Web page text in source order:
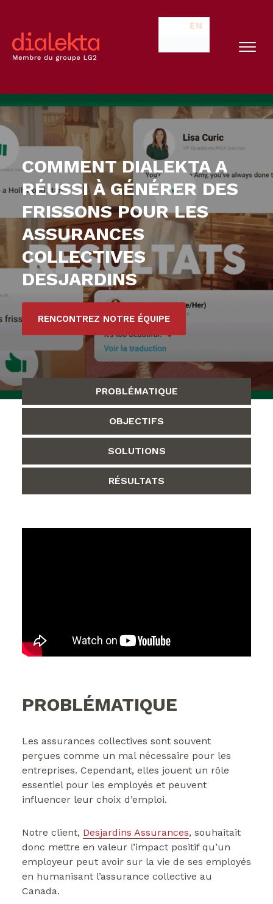
EN
COMMENT DIALEKTA A
RÉUSSI À GÉNÉRER DES
FRISSONS POUR LES
ASSURANCES
COLLECTIVES
DESJARDINS
RENCONTREZ NOTRE ÉQUIPE
PROBLÉMATIQUE
OBJECTIFS
SOLUTIONS
RÉSULTATS
PROBLÉMATIQUE
Les assurances collectives sont souvent
perçues comme un mal nécessaire pour les
entreprises. Cependant, elles jouent un rôle
essentiel pour les employés et peuvent
influencer leur choix d’emploi.
Notre client, Desjardins Assurances, souhaitait
donc mettre en valeur l’impact positif qu’un
employeur peut avoir sur la vie de ses employés
en humanisant l’assurance collective au
Canada.